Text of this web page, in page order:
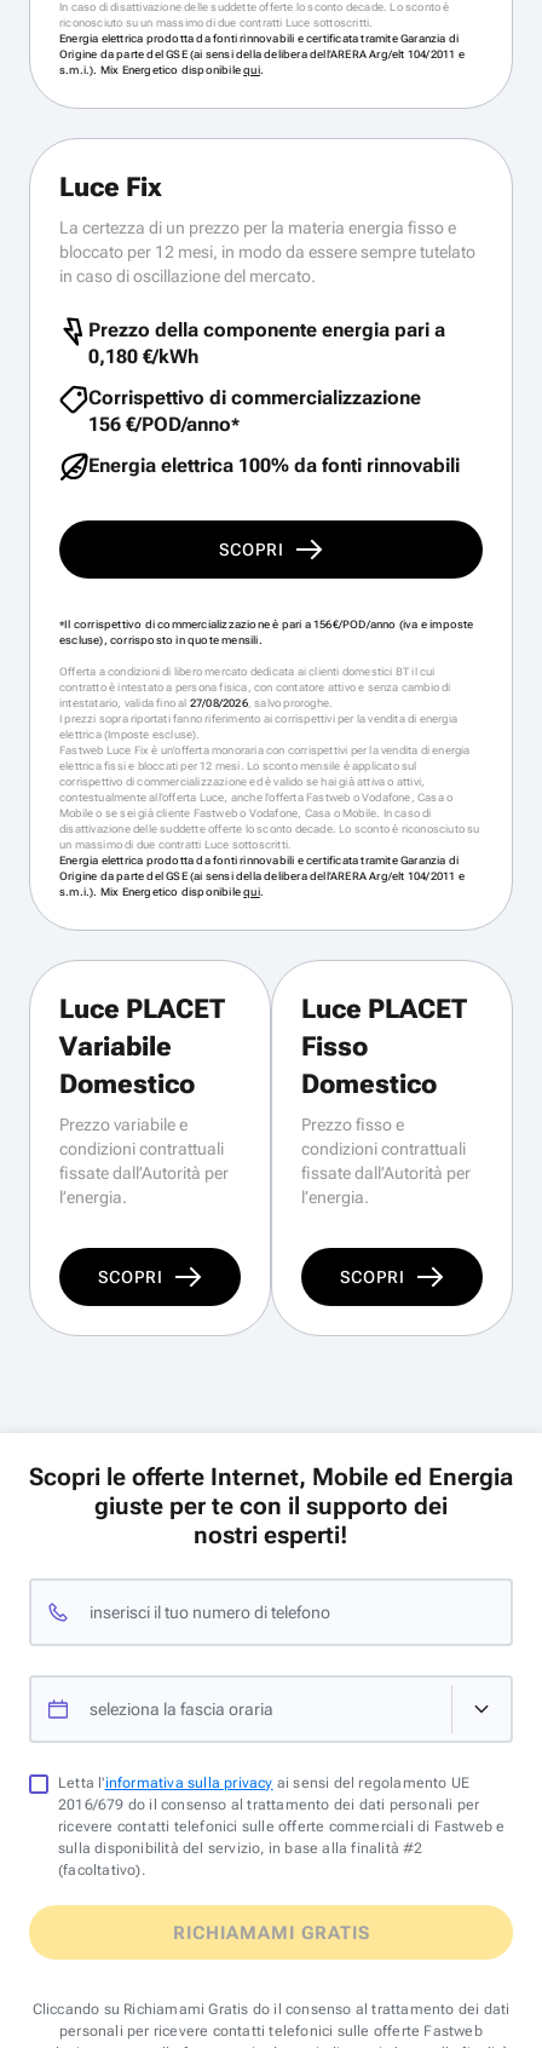
In caso di disattivazione delle suddette offerte lo sconto decade. Lo sconto è
riconosciuto su un massimo di due contratti Luce sottoscritti.
Energia elettrica prodotta da fonti rinnovabili e certificata tramite Garanzia di
Origine da parte del GSE (ai sensi della delibera dell’ARERA Arg/elt 104/2011 e
s.m.i.). Mix Energetico disponibilequi.
Luce Fix
La certezza di un prezzo per la materia energia fisso e
bloccato per 12 mesi, in modo da essere sempre tutelato
in caso di oscillazione del mercato.
Prezzo della componente energia pari a
0,180 €/kWh
Corrispettivo di commercializzazione
156 €/POD/anno*
Energia elettrica 100% da fonti rinnovabili
SCOPRI
*Il corrispettivo di commercializzazione è pari a 156€/POD/anno (iva e imposte
escluse), corrisposto in quote mensili.
Offerta a condizioni di libero mercato dedicata ai clienti domestici BT il cui
contratto è intestato a persona fisica, con contatore attivo e senza cambio di
intestatario, valida fino al 27/08/2026, salvo proroghe.
I prezzi sopra riportati fanno riferimento ai corrispettivi per la vendita di energia
elettrica (Imposte escluse).
Fastweb Luce Fix è un’offerta monoraria con corrispettivi per la vendita di energia
elettrica fissi e bloccati per 12 mesi. Lo sconto mensile è applicato sul
corrispettivo di commercializzazione ed è valido se hai già attiva o attivi,
contestualmente all’offerta Luce, anche l’offerta Fastweb o Vodafone, Casa o
Mobile o se sei già cliente Fastweb o Vodafone, Casa o Mobile. In caso di
disattivazione delle suddette offerte lo sconto decade. Lo sconto è riconosciuto su
un massimo di due contratti Luce sottoscritti.
Energia elettrica prodotta da fonti rinnovabili e certificata tramite Garanzia di
Origine da parte del GSE (ai sensi della delibera dell’ARERA Arg/elt 104/2011 e
s.m.i.). Mix Energetico disponibilequi.
Luce PLACET
Variabile
Domestico
Prezzo variabile e
condizioni contrattuali
fissate dall’Autorità per
l’energia.
SCOPRI
Luce PLACET
Fisso
Domestico
Prezzo fisso e
condizioni contrattuali
fissate dall’Autorità per
l’energia.
SCOPRI
Scopri le offerte Internet, Mobile ed Energia
giuste per te con il supporto dei
nostri esperti!
inserisci il tuo numero di telefono
seleziona la fascia oraria
Letta l'informativa sulla privacy ai sensi del regolamento UE
2016/679 do il consenso al trattamento dei dati personali per
ricevere contatti telefonici sulle offerte commerciali di Fastweb e
sulla disponibilità del servizio, in base alla finalità #2
(facoltativo).
RICHIAMAMI GRATIS
Cliccando su Richiamami Gratis do il consenso al trattamento dei dati
personali per ricevere contatti telefonici sulle offerte Fastweb